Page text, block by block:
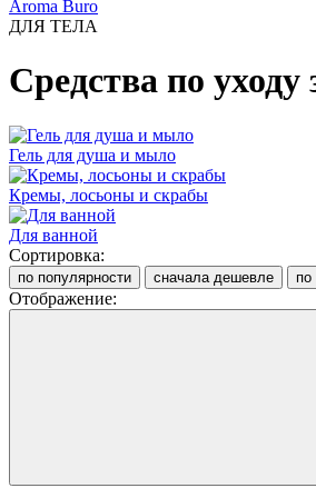
Aroma Buro
ДЛЯ ТЕЛА
Средства по уходу
Гель для душа и мыло
Кремы, лосьоны и скрабы
Для ванной
Сортировка:
по популярности сначала дешевле по
Отображение: